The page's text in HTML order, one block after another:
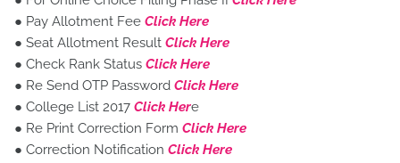
● Pay Allotment Fee Click Here
● Seat Allotment Result Click Here
● Check Rank Status Click Here
● Re Send OTP Password Click Here
● College List 2017 Click Here
● Re Print Correction Form Click Here
● Correction Notification Click Here